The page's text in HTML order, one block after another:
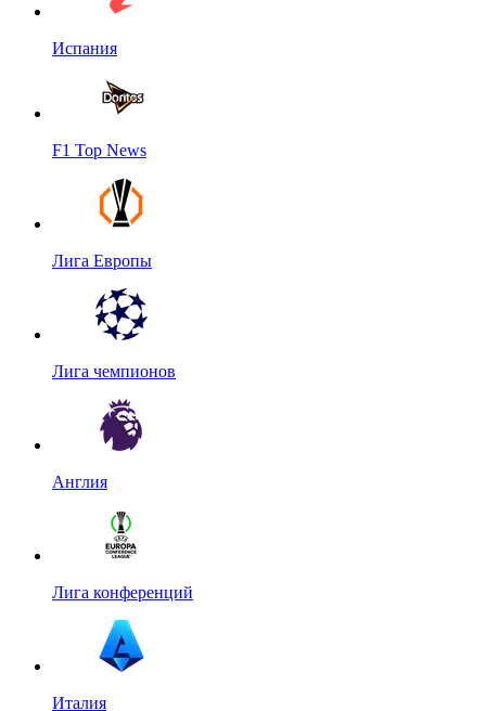
Испания
F1 Top News
Лига Европы
Лига чемпионов
Англия
Лига конференций
Италия